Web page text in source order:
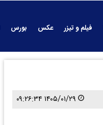
فیلم و تیزر عکس بورس
۱۴۰۵/۰۱/۲۹ ۰۹:۲۶:۳۴